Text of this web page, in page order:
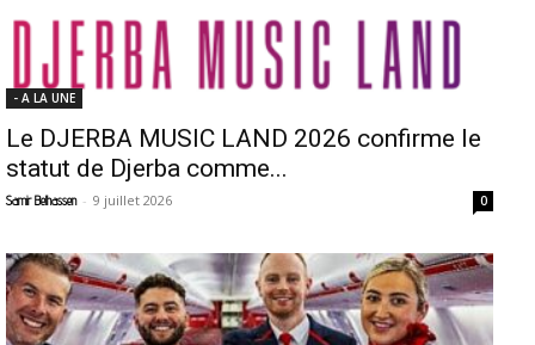
- A LA UNE
Le DJERBA MUSIC LAND 2026 confirme le
statut de Djerba comme...
Samir Belhassen - 9 juillet 2026 0